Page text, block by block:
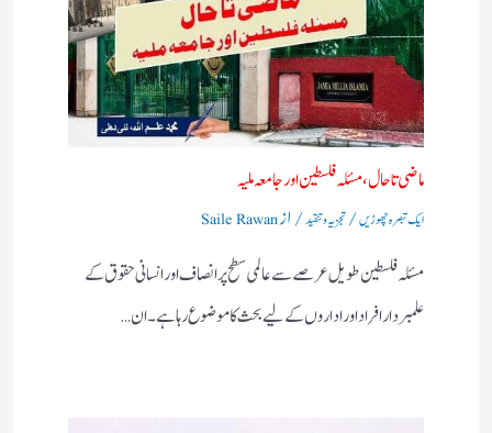
ماضی تا حال، مسئلہ فلسطین اور جامعہ ملیہ
ایک تبصرہ چھوڑیں/تجزیہ و تنقید/ ازSaile Rawan
مسئلہ فلسطین طویل عرصے سے عالمی سطح پر انصاف اور انسانی حقوق کے
علمبردار افراد اور اداروں کے لیے بحث کا موضوع رہا ہے۔ ان…